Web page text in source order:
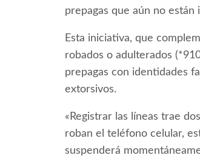
prepagas que aún no están
Esta iniciativa, que
robados o adulterados
prepagas con identidades
extorsivos.
«Registrar las líneas trae
roban el teléfono celular,
suspenderá